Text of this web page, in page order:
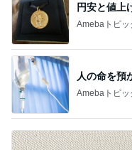
円安と値上
Amebaトピッ
人の命を預
Amebaトピッ